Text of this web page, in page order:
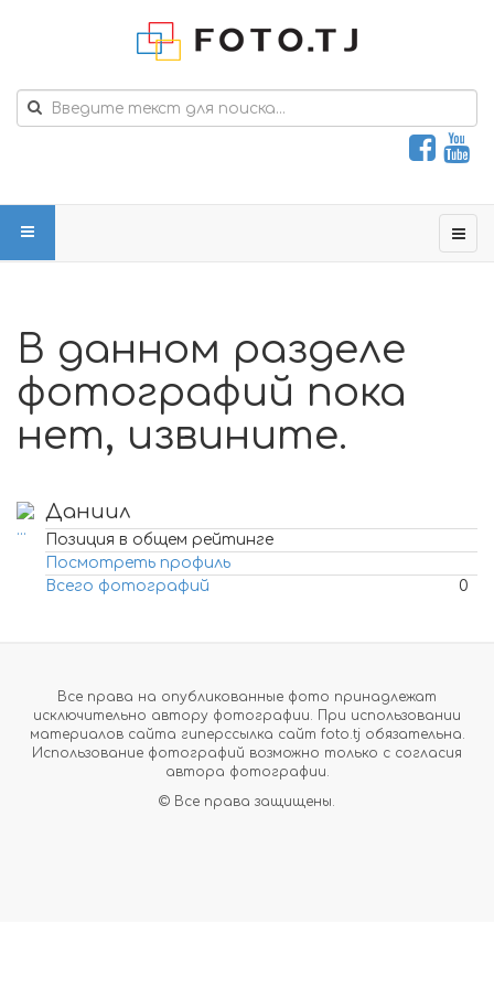
В данном разделе
фотографий пока
нет, извините.
Даниил
Позиция в общем рейтинге
Посмотреть профиль
Всего фотографий
0
Все права на опубликованные фото принадлежат
исключительно автору фотографии. При использовании
материалов сайта гиперссылка сайт foto.tj обязательна.
Использование фотографий возможно только с согласия
автора фотографии.
© Все права защищены.